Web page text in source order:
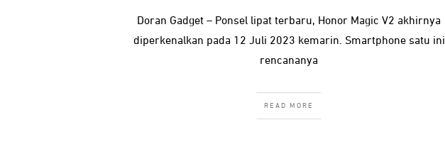
Doran Gadget – Ponsel lipat terbaru, Honor Magic V2 akhirnya
diperkenalkan pada 12 Juli 2023 kemarin. Smartphone satu ini
rencananya
READ MORE